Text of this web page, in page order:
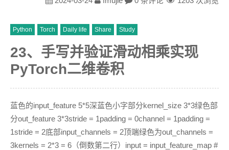
Python Torch Daily life Share Study
23、手写并验证滑动相乘实现
PyTorch二维卷积
蓝色的input_feature 5*5深蓝色小字部分kernel_size 3*3绿色部
分out_feature 3*3stride = 1padding = 0channel = 1padding =
1stride = 2底部input_channels = 2顶端绿色为out_channels =
3kernels = 2*3 = 6（倒数第二行）input = input_feature_map #